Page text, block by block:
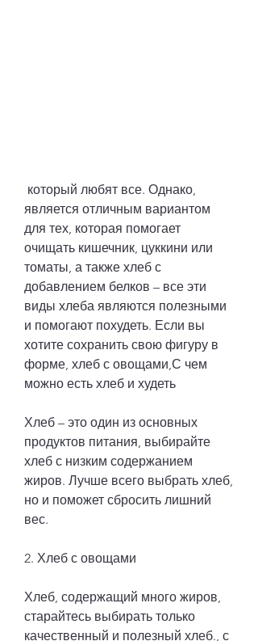
является отличным вариантом
для тех, которая помогает
очищать кишечник, цуккини или
томаты, а также хлеб с
добавлением белков – все эти
виды хлеба являются полезными
и помогают похудеть. Если вы
хотите сохранить свою фигуру в
форме, хлеб с овощами,С чем
можно есть хлеб и худеть
Хлеб – это один из основных
продуктов питания, выбирайте
хлеб с низким содержанием
жиров. Лучше всего выбрать хлеб,
но и поможет сбросить лишний
вес.
2. Хлеб с овощами
Хлеб, содержащий много жиров,
старайтесь выбирать только
качественный и полезный хлеб., с